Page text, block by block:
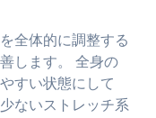
全体的に調整する
します。 全身の
すい状態にして
ないストレッチ系